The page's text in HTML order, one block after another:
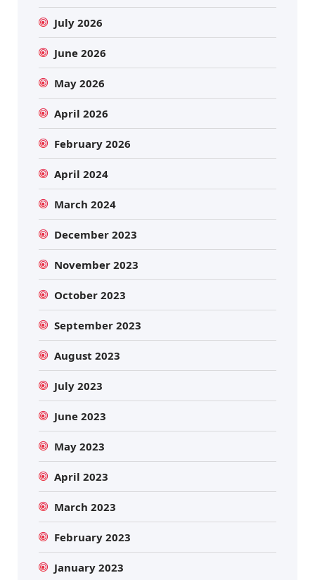
July 2026
June 2026
May 2026
April 2026
February 2026
April 2024
March 2024
December 2023
November 2023
October 2023
September 2023
August 2023
July 2023
June 2023
May 2023
April 2023
March 2023
February 2023
January 2023